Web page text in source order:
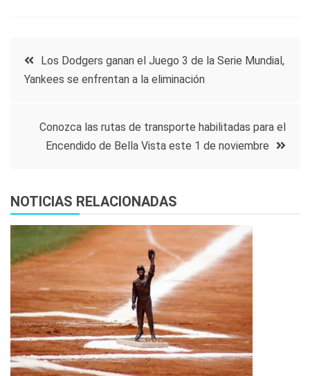
Navegación
entradas
Los Dodgers ganan el Juego 3 de la Serie Mundial,
Yankees se enfrentan a la eliminación
Conozca las rutas de transporte habilitadas para el
Encendido de Bella Vista este 1 de noviembre
NOTICIAS RELACIONADAS